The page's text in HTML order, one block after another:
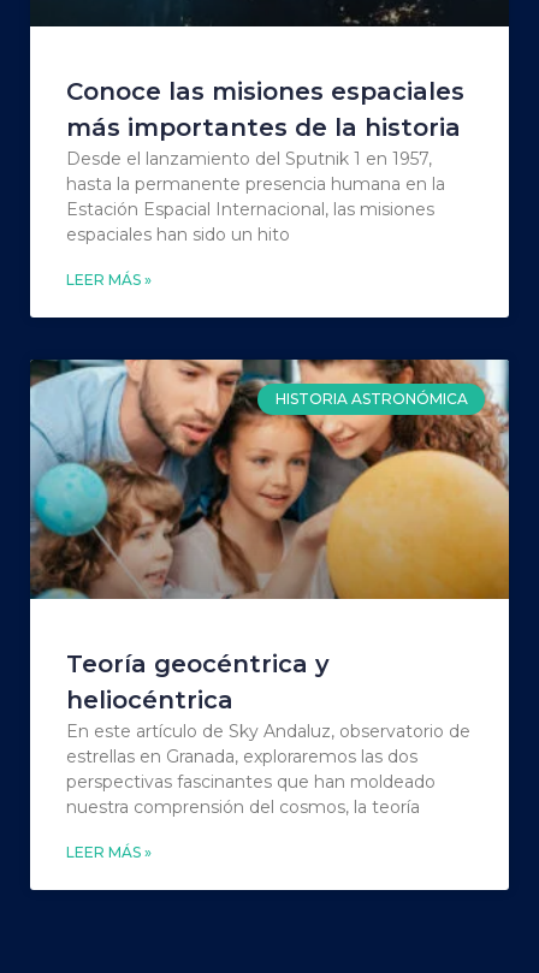
Conoce las misiones espaciales
más importantes de la historia
Desde el lanzamiento del Sputnik 1 en 1957,
hasta la permanente presencia humana en la
Estación Espacial Internacional, las misiones
espaciales han sido un hito
LEER MÁS »
HISTORIA ASTRONÓMICA
Teoría geocéntrica y
heliocéntrica
En este artículo de Sky Andaluz, observatorio de
estrellas en Granada, exploraremos las dos
perspectivas fascinantes que han moldeado
nuestra comprensión del cosmos, la teoría
LEER MÁS »